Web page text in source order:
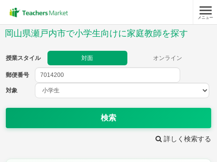
メニュー
岡山県瀬戸内市で小学生向けに家庭教師を探す
授業スタイル 対面 オンライン
郵便番号
対象
検索
詳しく検索する
郵便番号
教科